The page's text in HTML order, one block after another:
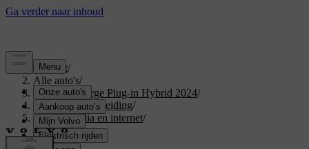
Support/
Alle auto's/
XC40 Recharge Plug-in Hybrid 2024/
Gebruikershandleiding/
Geluid, media en internet/
Radio/
Radio